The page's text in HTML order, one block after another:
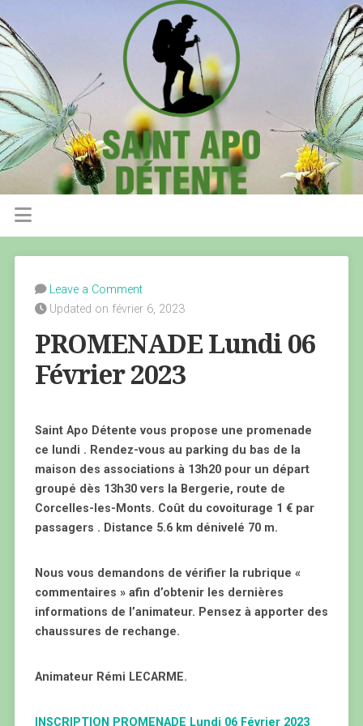
Leave a Comment
Updated on février 6, 2023
PROMENADE Lundi 06
Février 2023
Saint Apo Détente vous propose une promenade
ce lundi . Rendez-vous au parking du bas de la
maison des associations à 13h20 pour un départ
groupé dès 13h30 vers la Bergerie, route de
Corcelles-les-Monts. Coût du covoiturage 1 € par
passagers . Distance 5.6 km dénivelé 70 m.
Nous vous demandons de vérifier la rubrique «
commentaires » afin d’obtenir les dernières
informations de l’animateur. Pensez à apporter des
chaussures de rechange.
Animateur Rémi LECARME.
INSCRIPTION PROMENADE Lundi 06 Février 2023